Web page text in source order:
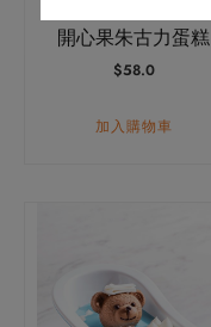
開心果朱古力蛋糕
$58.0
加入購物車